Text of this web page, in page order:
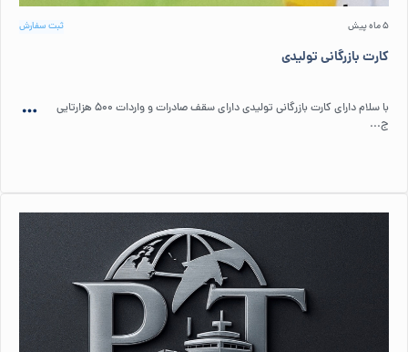
5 ماه پیش ثبت سفارش
کارت بازرگانی تولیدی
با سلام دارای کارت بازرگانی تولیدی دارای سقف صادرات و واردات ۵۰۰ هزارتایی
ج...